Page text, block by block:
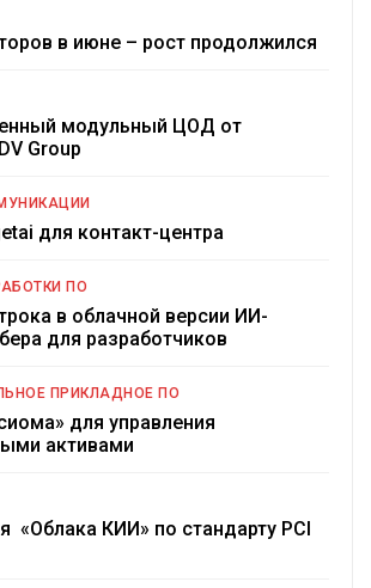
в июне – рост продолжился
модульный ЦОД от
Group
для контакт-центра
ПО
в облачной версии ИИ-
для разработчиков
ПРИКЛАДНОЕ ПО
для управления
активами
«Облака КИИ» по стандарту PCI